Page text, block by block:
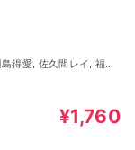
浅科准平, 利根健太朗,
陽一, 三宅貴大, 祐仙
¥1,760